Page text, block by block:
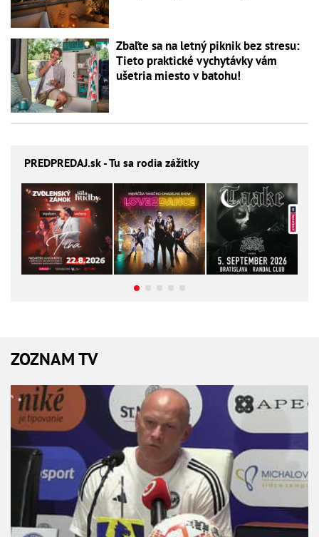
Zbaľte sa na letný piknik bez stresu:
Tieto praktické vychytávky vám
ušetria miesto v batohu!
PREDPREDAJ.sk - Tu sa rodia zážitky
ZOZNAM TV